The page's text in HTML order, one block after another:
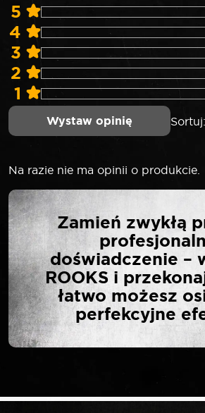
5
4
3
2
1
Wystaw opinię Sortuj:
Na razie nie ma opinii o produkcie.
NAPISZ
OPINIĘ O
PLASTIKOWY 5,1
MM 50 SZT
Twój adres email nie zostanie
Wymagane pola są oznaczone
*
Zamień zwykłą
doświadczenie –
ROOKS i
łatwo możesz
perfekcyjne